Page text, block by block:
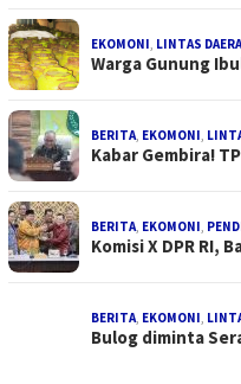
EKOMONI LINTAS
Warga Gunung
BERITA EKOMONI
Kabar Gembira!
BERITA EKOMONI
Komisi X DPR RI,
BERITA EKOMONI
Bulog diminta